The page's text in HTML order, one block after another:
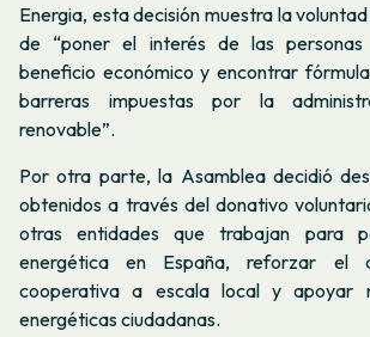
Energia, esta decisión muestra la
de “poner el interés de las
beneficio económico y encontrar
barreras impuestas por la
renovable”.
Por otra parte, la Asamblea decidió
obtenidos a través del donativo
otras entidades que trabajan para
energética en España, reforzar el
cooperativa a escala local y apoyar
energéticas ciudadanas.